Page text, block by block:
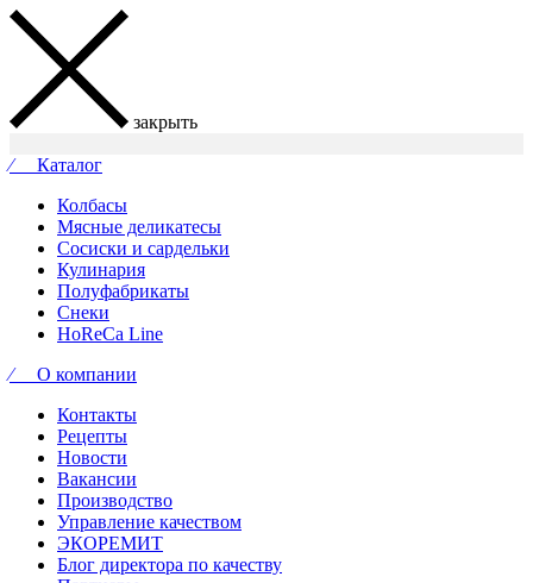
закрыть
⁄ Каталог
Колбасы
Мясные деликатесы
Сосиски и сардельки
Кулинария
Полуфабрикаты
Снеки
HoReCa Line
⁄ О компании
Контакты
Рецепты
Новости
Вакансии
Производство
Управление качеством
ЭКОРЕМИТ
Блог директора по качеству